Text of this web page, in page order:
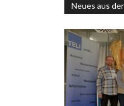
Neues aus